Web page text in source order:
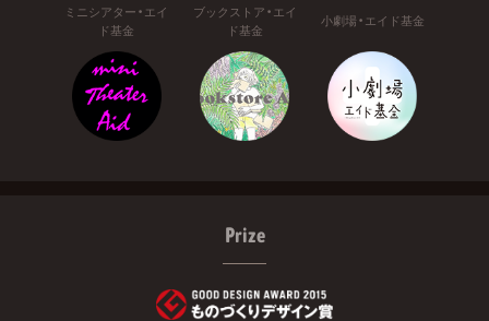
ミニシアター・エイ
ド基金
ブックストア・エイ
ド基金
小劇場・エイド基金
Prize